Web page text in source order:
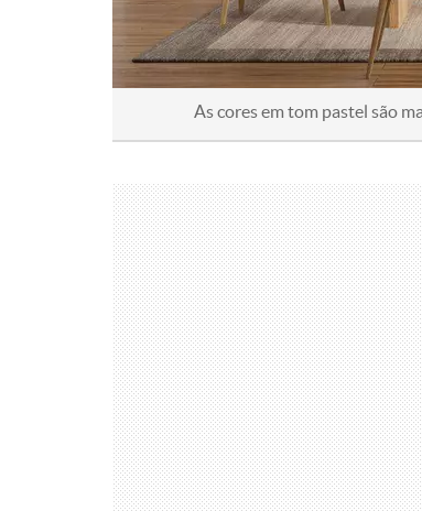
As cores em tom pastel são